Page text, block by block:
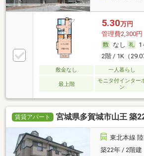
5.30万円
管理費2,300円
なし
1
2階 / 1K（
敷金なし 一人暮らし
最上階
モニタ付インター
ン
賃貸アパート 宮城県多賀城市山王 築
東北本線
築22年 / 2階建